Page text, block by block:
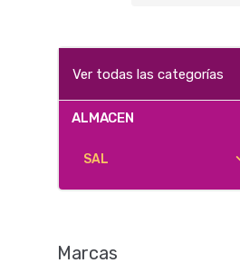
Ver todas las categorías
ALMACEN
SAL
Marcas